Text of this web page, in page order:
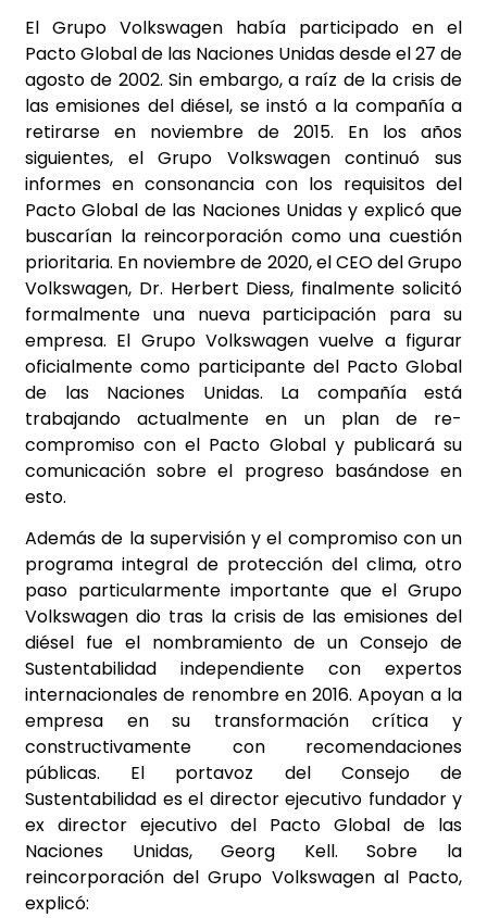
El Grupo Volkswagen había participado en el
Pacto Global de las Naciones Unidas desde el 27 de
agosto de 2002. Sin embargo, a raíz de la crisis de
las emisiones del diésel, se instó a la compañía a
retirarse en noviembre de 2015. En los años
siguientes, el Grupo Volkswagen continuó sus
informes en consonancia con los requisitos del
Pacto Global de las Naciones Unidas y explicó que
buscarían la reincorporación como una cuestión
prioritaria. En noviembre de 2020, el CEO del Grupo
Volkswagen, Dr. Herbert Diess, finalmente solicitó
formalmente una nueva participación para su
empresa. El Grupo Volkswagen vuelve a figurar
oficialmente como participante del Pacto Global
de las Naciones Unidas. La compañía está
trabajando actualmente en un plan de re-
compromiso con el Pacto Global y publicará su
comunicación sobre el progreso basándose en
esto.
Además de la supervisión y el compromiso con un
programa integral de protección del clima, otro
paso particularmente importante que el Grupo
Volkswagen dio tras la crisis de las emisiones del
diésel fue el nombramiento de un Consejo de
Sustentabilidad independiente con expertos
internacionales de renombre en 2016. Apoyan a la
empresa en su transformación crítica y
constructivamente con recomendaciones
públicas. El portavoz del Consejo de
Sustentabilidad es el director ejecutivo fundador y
ex director ejecutivo del Pacto Global de las
Naciones Unidas, Georg Kell. Sobre la
reincorporación del Grupo Volkswagen al Pacto,
explicó: